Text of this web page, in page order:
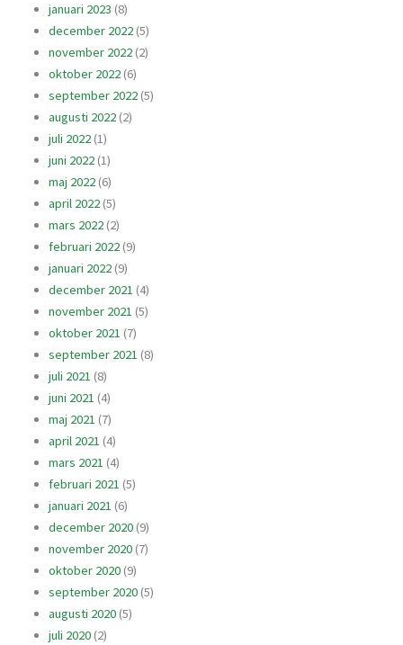
januari 2023 (8)
december 2022(5)
november 2022(2)
oktober 2022(6)
september 2022(5)
augusti 2022(2)
juli 2022(1)
juni 2022(1)
maj 2022(6)
april 2022(5)
mars 2022(2)
februari 2022(9)
januari 2022(9)
december 2021 (4)
november 2021 (5)
oktober 2021 (7)
september 2021 (8)
juli 2021 (8)
juni 2021 (4)
maj 2021 (7)
april 2021 (4)
mars 2021 (4)
februari 2021 (5)
januari 2021 (6)
december 2020(9)
november 2020(7)
oktober 2020(9)
september 2020(5)
augusti 2020(5)
juli 2020(2)